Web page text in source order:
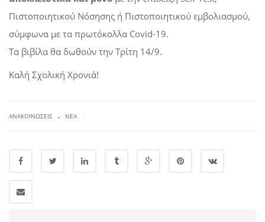
Πιστοποιητικού Νόσησης ή Πιστοποιητικού εμβολιασμού,
σύμφωνα με τα πρωτόκολλα Covid-19.
Τα βιβίλα θα δωθούν την Τρίτη 14/9.
Καλή Σχολική Χρονιά!
ΑΝΑΚΟΙΝΏΣΕΙΣ . ΝΈΑ